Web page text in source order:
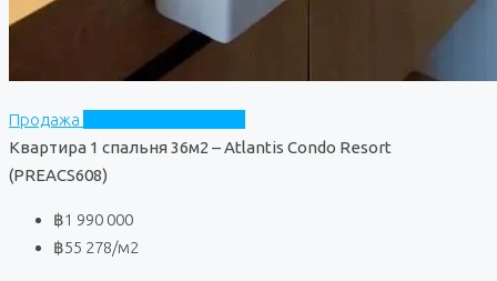
Продажа
Квартира 1 спальня 36м2 – Atlantis Condo Resort
(PREACS608)
฿1 990 000
฿55 278/м2